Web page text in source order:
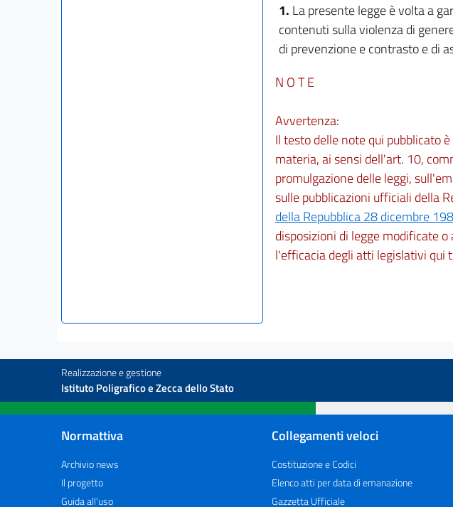
1. La presente legge è volta a
contenuti sulla violenza di
di prevenzione e contrasto e di
N O T E
Avvertenza:
Il testo delle note qui pubblicato
materia, ai sensi dell'art. 10,
promulgazione delle leggi,
sulle pubblicazioni ufficiali della
della Repubblica 28 dicembre
disposizioni di legge modificate
l'efficacia degli atti legislativi qui
Realizzazione e gestione
Istituto Poligrafico e Zecca dello Stato
Normattiva
Archivio news
Il progetto
Guida all'uso
Collegamenti veloci
Costituzione e Codici
Elenco atti per data di emanazione
Gazzetta Ufficiale